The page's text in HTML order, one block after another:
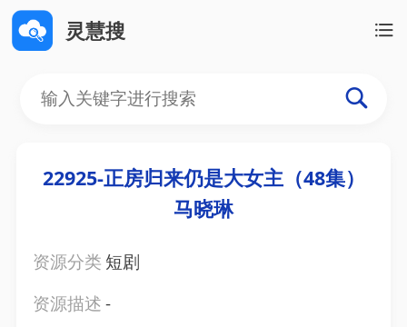
灵慧搜
22925-正房归来仍是大女主（48集）
马晓琳
资源分类 短剧
资源描述-